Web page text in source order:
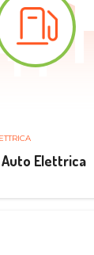
Auto Elettrica